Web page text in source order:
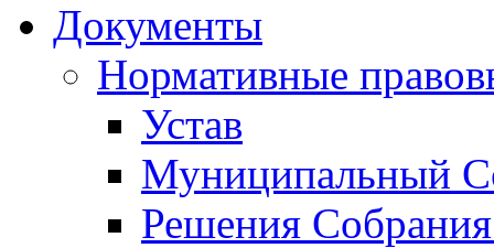
Документы
Нормативные
Устав
Муниципальный
Решения